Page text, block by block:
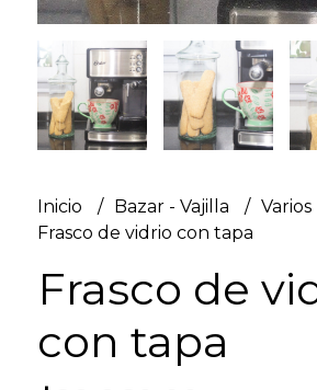
Inicio Bazar - Vajilla
Varios
Frasco de vidrio con tapa
Frasco de
con tapa